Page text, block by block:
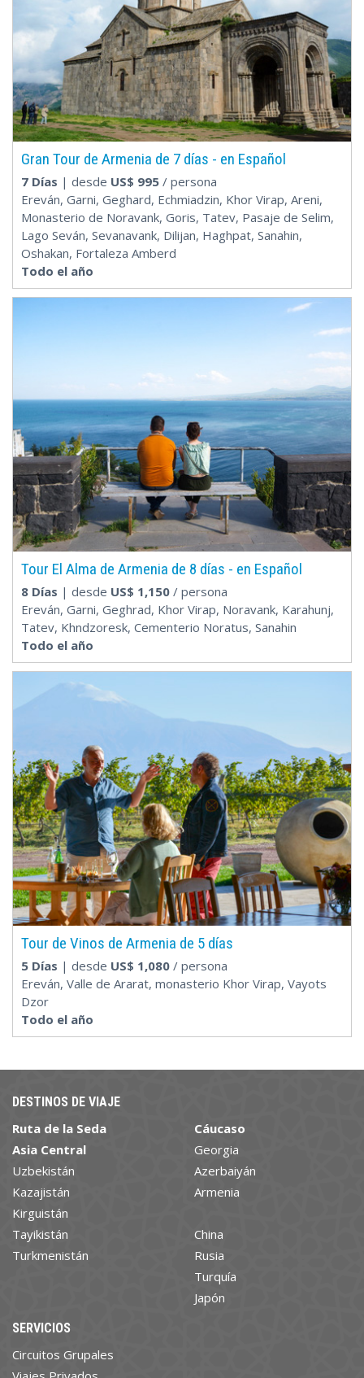
Gran Tour de Armenia de 7 días - en Español
7 Días | desde US$ 995 / persona
Ereván, Garni, Geghard, Echmiadzin, Khor Virap, Areni,
Monasterio de Noravank, Goris, Tatev, Pasaje de Selim,
Lago Seván, Sevanavank, Dilijan, Haghpat, Sanahin,
Oshakan, Fortaleza Amberd
Todo el año
Tour El Alma de Armenia de 8 días - en Español
8 Días | desde US$ 1,150 / persona
Ereván, Garni, Geghrad, Khor Virap, Noravank, Karahunj,
Tatev, Khndzoresk, Cementerio Noratus, Sanahin
Todo el año
Tour de Vinos de Armenia de 5 días
5 Días | desde US$ 1,080 / persona
Ereván, Valle de Ararat, monasterio Khor Virap, Vayots
Dzor
Todo el año
DESTINOS DE VIAJE
Ruta de la Seda
Asia Central
Uzbekistán
Kazajistán
Kirguistán
Tayikistán
Turkmenistán
Cáucaso
Georgia
Azerbaiyán
Armenia
China
Rusia
Turquía
Japón
SERVICIOS
Circuitos Grupales